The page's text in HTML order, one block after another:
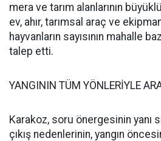
mera ve tarım alanlarının
ev, ahır, tarımsal araç ve
hayvanların sayısının mahalle
talep etti.
YANGININ TÜM YÖNLERİYLE
Karakoz, soru önergesinin yanı
çıkış nedenlerinin, yangın